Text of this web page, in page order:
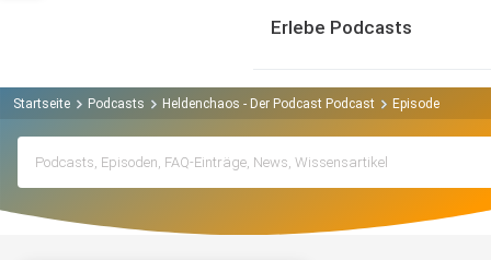
Erlebe Podcasts
Startseite Podcasts Heldenchaos - Der Podcast Podcast Episode 128: